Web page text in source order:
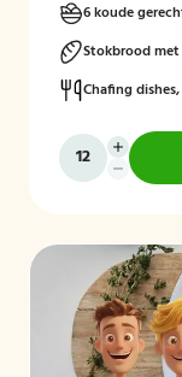
6 koude
Stokbrood
Chafing